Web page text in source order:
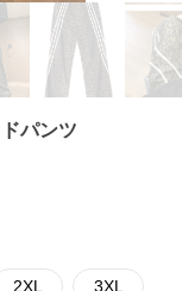
パンツ
2XL 3XL